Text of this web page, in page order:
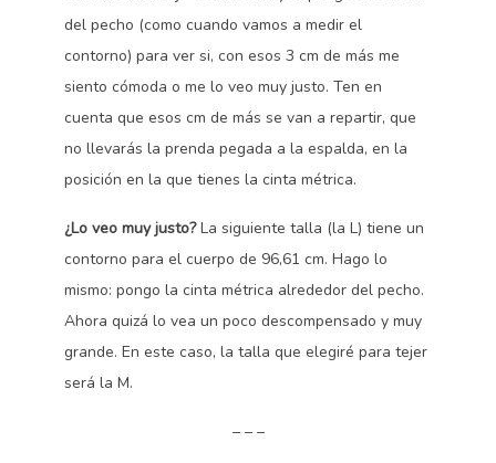
del pecho (como cuando vamos a medir el
contorno) para ver si, con esos 3 cm de más me
siento cómoda o me lo veo muy justo. Ten en
cuenta que esos cm de más se van a repartir, que
no llevarás la prenda pegada a la espalda, en la
posición en la que tienes la cinta métrica.
¿Lo veo muy justo?La siguiente talla (la L) tiene un
contorno para el cuerpo de 96,61 cm. Hago lo
mismo: pongo la cinta métrica alrededor del pecho.
Ahora quizá lo vea un poco descompensado y muy
grande. En este caso, la talla que elegiré para tejer
será la M.
– – –